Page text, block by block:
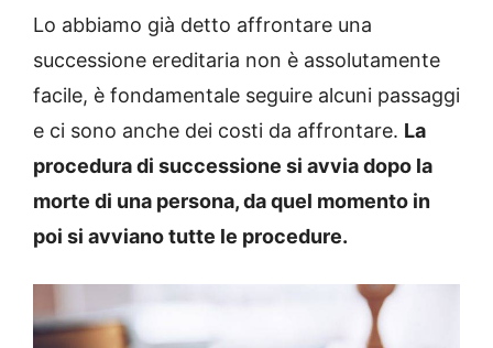
Lo abbiamo già detto affrontare una
successione ereditaria non è assolutamente
facile, è fondamentale seguire alcuni passaggi
e ci sono anche dei costi da affrontare. La
procedura di successione si avvia dopo la
morte di una persona, da quel momento in
poi si avviano tutte le procedure.